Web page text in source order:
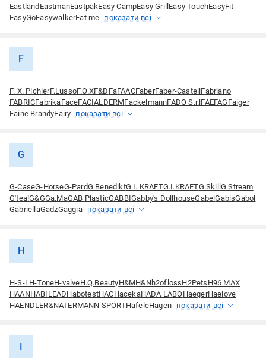
Eastland EastmanEastpakEasy CampEasy Grill Easy TouchEasyFit
EasyGoEasywalkerEat me показати всі
F
F. X. PichlerF.LussoF.O.XF&D FaFAACFaberFaber-Castell Fabriano
FABRICFabrikaFaceFACIALDERMFackelmannFADO S.r.l FAEFAG Faiger
Faine BrandyFairy показати всі
G
G-CaseG-HorseG-PardG.BenediktG.I. KRAFTG.I.KRAFTG.SkillG.Stream
G'tea!G&GGa.MaGAB PlasticGABBIGabby's DollhouseGabelGabisGabol
GabriellaGadzGaggia показати всі
H
H-S-LH-ToneH-valveH.Q.BeautyH&MH&Nh2oflossH2Pets H96 MAX
HAANHABILEADHabotestHACHacekaHADA LABOHaegerHaelove
HAENDLER&NATERMANN SPORTHafeleHagen показати всі
I